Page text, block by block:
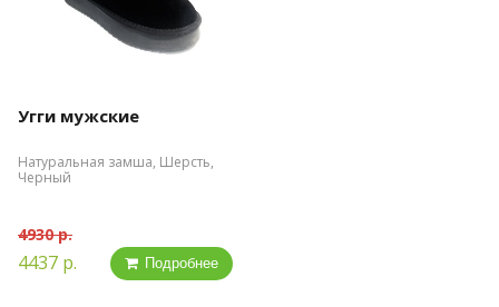
Угги мужские
Натуральная замша, Шерсть,
Черный
4930 р.
4437 р. Подробнее